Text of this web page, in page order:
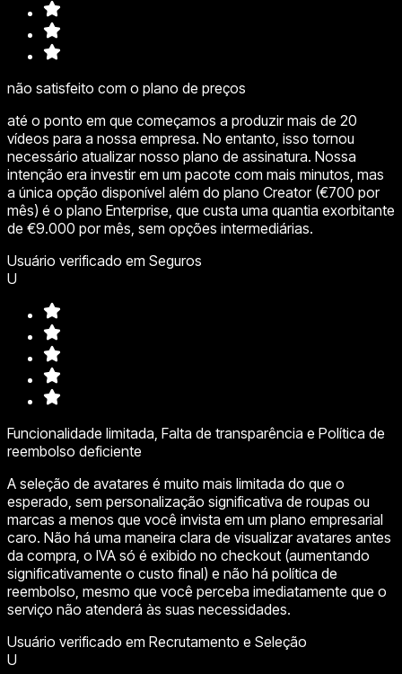
não satisfeito com o plano de preços
até o ponto em que começamos a produzir mais de 20
vídeos para a nossa empresa. No entanto, isso tornou
necessário atualizar nosso plano de assinatura. Nossa
intenção era investir em um pacote com mais minutos, mas
a única opção disponível além do plano Creator (€700 por
mês) é o plano Enterprise, que custa uma quantia exorbitante
de €9.000 por mês, sem opções intermediárias.
Usuário verificado em Seguros
U
Funcionalidade limitada, Falta de transparência e Política de
reembolso deficiente
A seleção de avatares é muito mais limitada do que o
esperado, sem personalização significativa de roupas ou
marcas a menos que você invista em um plano empresarial
caro. Não há uma maneira clara de visualizar avatares antes
da compra, o IVA só é exibido no checkout (aumentando
significativamente o custo final) e não há política de
reembolso, mesmo que você perceba imediatamente que o
serviço não atenderá às suas necessidades.
Usuário verificado em Recrutamento e Seleção
U